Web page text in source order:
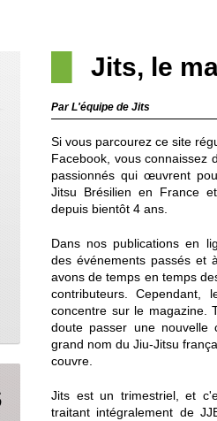
Jits, le
Par L'équipe de Jits
Si vous parcourez ce site
Facebook, vous connaissez
passionnés qui œuvrent
Jitsu Brésilien en France
depuis bientôt 4 ans.
Dans nos publications en
des événements passés et
avons de temps en temps
contributeurs.
concentre sur le magazine.
doute passer une nouvelle
grand nom du Jiu-Jitsu
couvre.
Jits est un trimestriel, et
traitant intégralement de